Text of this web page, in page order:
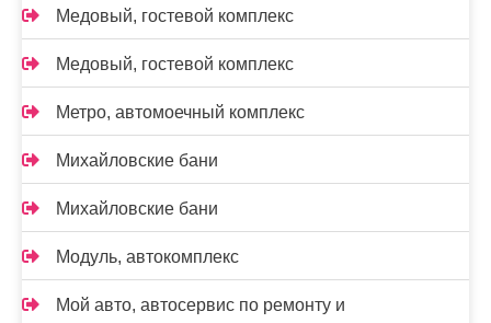
Медовый, гостевой комплекс
Медовый, гостевой комплекс
Метро, автомоечный комплекс
Михайловские бани
Михайловские бани
Модуль, автокомплекс
Мой авто, автосервис по ремонту и